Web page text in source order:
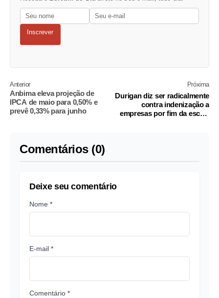
Inscrever
Anterior
Anbima eleva projeção de
IPCA de maio para 0,50% e
prevê 0,33% para junho
Próxima
Durigan diz ser radicalmente
contra indenização a
empresas por fim da escala
Comentários (0)
Deixe seu comentário
Nome *
E-mail *
Comentário *